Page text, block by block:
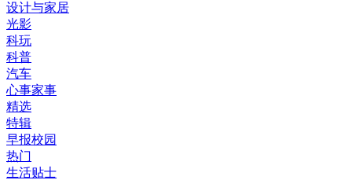
设计与家居
光影
科玩
科普
汽车
心事家事
精选
特辑
早报校园
热门
生活贴士